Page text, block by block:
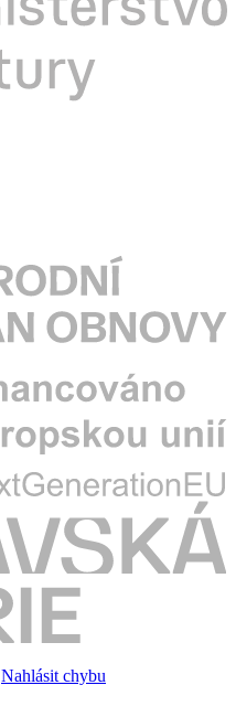
Nahlásit chybu